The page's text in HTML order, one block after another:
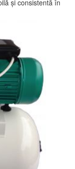
și consistentă în